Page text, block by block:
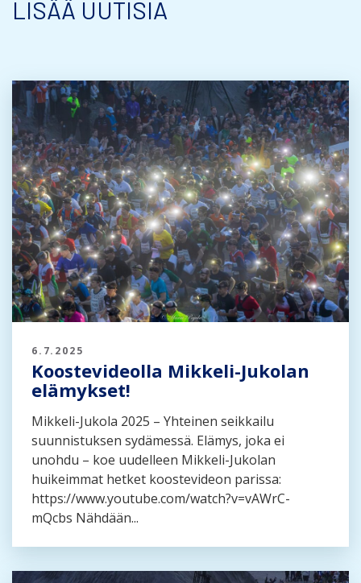
LISÄÄ UUTISIA
6.7.2025
Koostevideolla Mikkeli-Jukolan
elämykset!
Mikkeli-Jukola 2025 – Yhteinen seikkailu
suunnistuksen sydämessä. Elämys, joka ei
unohdu – koe uudelleen Mikkeli-Jukolan
huikeimmat hetket koostevideon parissa:
https://www.youtube.com/watch?v=vAWrC-
mQcbs Nähdään...